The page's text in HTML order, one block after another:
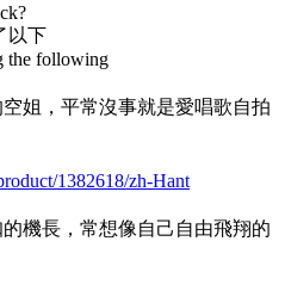
以下
the following
姐，平常沒事就是愛唱歌自拍
1382618/zh-Hant
機長，常想像自己自由飛翔的